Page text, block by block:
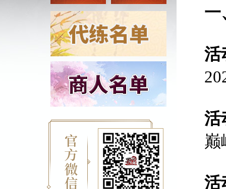
一
活
活
巅
活